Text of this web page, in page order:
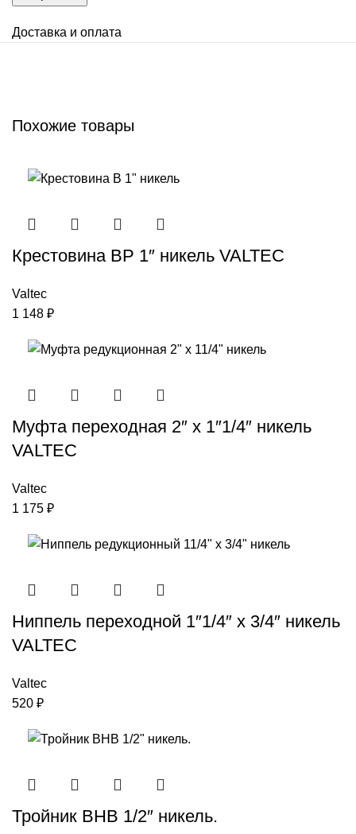
Доставка и оплата
Похожие товары
Крестовина ВР 1″ никель VALTEC
Valtec
1 148 ₽
Муфта переходная 2″ х 1″1/4″ никель
VALTEC
Valtec
1 175 ₽
Ниппель переходной 1″1/4″ x 3/4″ никель
VALTEC
Valtec
520 ₽
Тройник ВНВ 1/2″ никель.